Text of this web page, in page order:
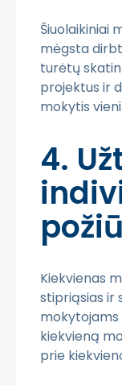
Šiuolaikiniai
mėgsta
turėtų
projektus ir
mokytis
4.
Kiekvienas
stipriąsias ir
mokytojams
kiekvieną
prie